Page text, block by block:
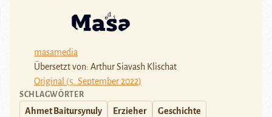
masamedia
Übersetzt von: Arthur Siavash Klischat
Original (5. September 2022)
SCHLAGWÖRTER
Ahmet Baitursynuly Erzieher Geschichte